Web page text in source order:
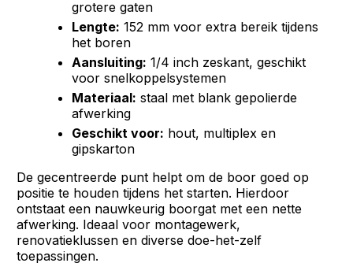
grotere gaten
Lengte: 152 mm voor extra bereik tijdens
het boren
Aansluiting: 1/4 inch zeskant, geschikt
voor snelkoppelsystemen
Materiaal: staal met blank gepolierde
afwerking
Geschikt voor: hout, multiplex en
gipskarton
De gecentreerde punt helpt om de boor goed op
positie te houden tijdens het starten. Hierdoor
ontstaat een nauwkeurig boorgat met een nette
afwerking. Ideaal voor montagewerk,
renovatieklussen en diverse doe-het-zelf
toepassingen.